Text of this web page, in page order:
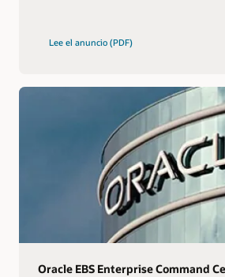
Lee el anuncio (PDF)
Oracle EBS Enterprise Command